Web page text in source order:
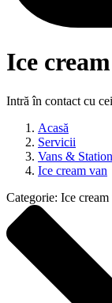
Ice
Intră în contact cu
Acasă
Servicii
Vans &
Ice cream van
Categorie: Ice cream